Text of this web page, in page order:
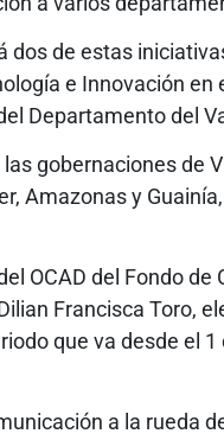
dos de estas
e Innovación en
Departamento del
gobernaciones de
Amazonas y
OCAD del Fondo de
Francisca Toro,
que va desde el
a la rueda